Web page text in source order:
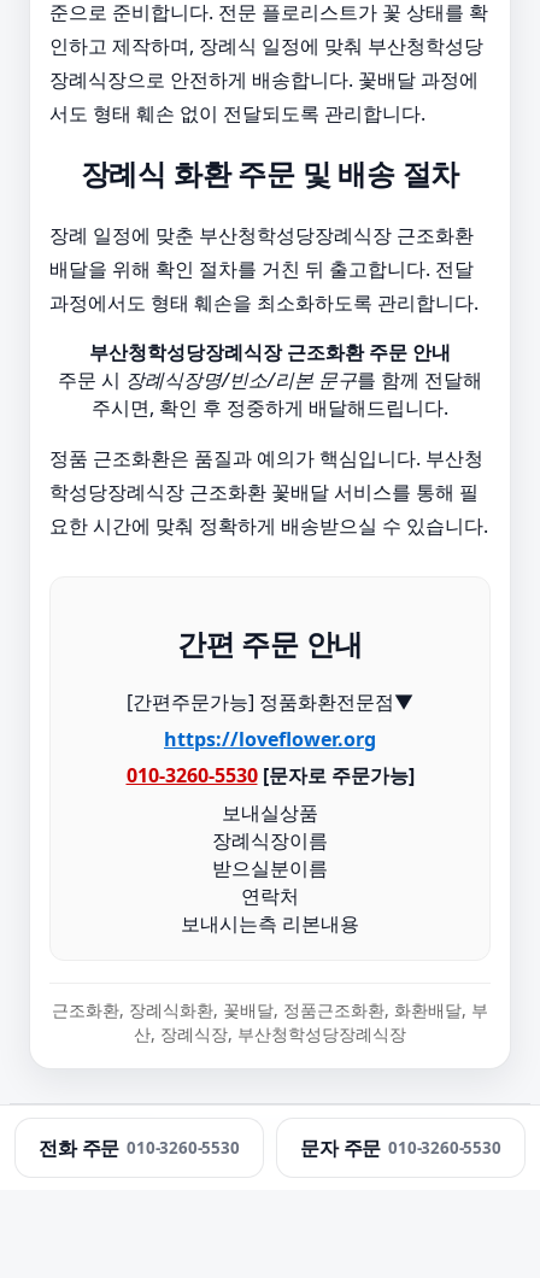
준으로 준비합니다. 전문 플로리스트가 꽃 상태를 확
인하고 제작하며, 장례식 일정에 맞춰 부산청학성당
장례식장으로 안전하게 배송합니다. 꽃배달 과정에
서도 형태 훼손 없이 전달되도록 관리합니다.
장례식 화환 주문 및 배송 절차
장례 일정에 맞춘 부산청학성당장례식장 근조화환
배달을 위해 확인 절차를 거친 뒤 출고합니다. 전달
과정에서도 형태 훼손을 최소화하도록 관리합니다.
부산청학성당장례식장 근조화환 주문 안내
주문 시 장례식장명/빈소/리본 문구를 함께 전달해
주시면, 확인 후 정중하게 배달해드립니다.
정품 근조화환은 품질과 예의가 핵심입니다. 부산청
학성당장례식장 근조화환 꽃배달 서비스를 통해 필
요한 시간에 맞춰 정확하게 배송받으실 수 있습니다.
간편 주문 안내
[간편주문가능] 정품화환전문점▼
https://loveflower.org
010-3260-5530[문자로 주문가능]
보내실상품
장례식장이름
받으실분이름
연락처
보내시는측 리본내용
근조화환, 장례식화환, 꽃배달, 정품근조화환, 화환배달, 부
산, 장례식장, 부산청학성당장례식장
정직한화환 · 근조화환 당일 배송 · 문의:010-3260-5530
전화 주문 010-3260-5530 문자 주문 010-3260-5530